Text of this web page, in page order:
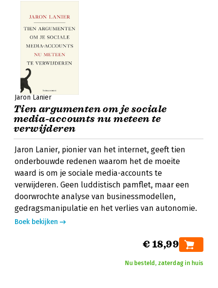
Jaron Lanier
Tien argumenten om je sociale
media-accounts nu meteen te
verwijderen
Jaron Lanier, pionier van het internet, geeft tien
onderbouwde redenen waarom het de moeite
waard is om je sociale media-accounts te
verwijderen. Geen luddistisch pamflet, maar een
doorwrochte analyse van businessmodellen,
gedragsmanipulatie en het verlies van autonomie.
Boek bekijken
€ 18,99
Nu besteld, zaterdag in huis